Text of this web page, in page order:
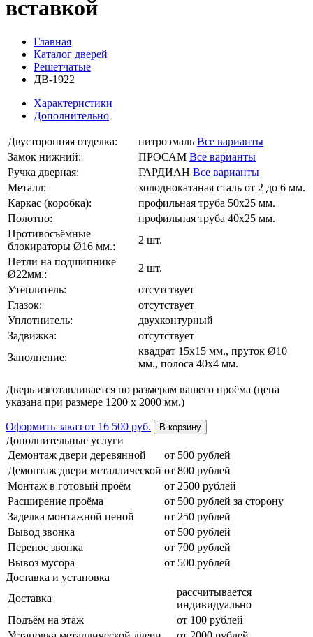
вставкой
Главная
Каталог дверей
Решетчатые
ДВ-1922
Характеристики
Дополнительно
Двусторонняя отделка: нитроэмаль Все варианты
Замок нижний:
ПРОСАМ Все варианты
Ручка дверная:
ГАРДИАН Все варианты
Металл:
холоднокатаная сталь от 2 до 6 мм.
Каркас (коробка):
профильная труба 50х25 мм.
Полотно:
профильная труба 40х25 мм.
Противосъёмные
блокираторы Ø16 мм.:
2 шт.
Петли на подшипнике
Ø22мм.:
2 шт.
Утеплитель:
отсутствует
Глазок:
отсутствует
Уплотнитель:
двухконтурный
Задвижка:
отсутствует
Заполнение:
квадрат 15х15 мм., пруток Ø10
мм., полоса 40х4 мм.
Дверь изготавливается по размерам вашего проёма (цена
указана при размере 1200 х 2000 мм.)
Оформить заказ от 16 500 руб. В корзину
Дополнительные услуги
Демонтаж двери деревянной
от 500 рублей
Демонтаж двери металлической от 800 рублей
Монтаж в готовый проём
от 2500 рублей
Расширение проёма
от 500 рублей за сторону
Заделка монтажной пеной
от 250 рублей
Вывод звонка
от 500 рублей
Перенос звонка
от 700 рублей
Вывоз мусора
от 500 рублей
Доставка и установка
Доставка
рассчитывается
индивидуально
Подъём на этаж
от 100 рублей